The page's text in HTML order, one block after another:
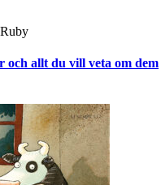
och allt du vill veta om dem